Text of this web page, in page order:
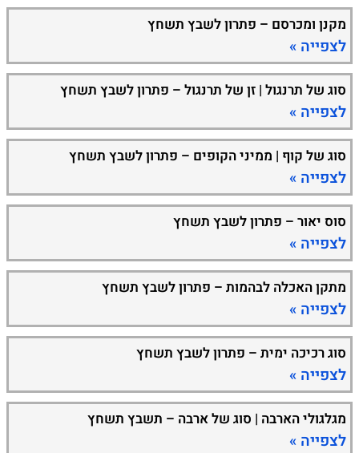
מקנן ומכרסם – פתרון לשבץ תשחץ
לצפייה »
סוג של תרנגול | זן של תרנגול – פתרון לשבץ תשחץ
לצפייה »
סוג של קוף | ממיני הקופים – פתרון לשבץ תשחץ
לצפייה »
סוס יאור – פתרון לשבץ תשחץ
לצפייה »
מתקן האכלה לבהמות – פתרון לשבץ תשחץ
לצפייה »
סוג רכיכה ימית – פתרון לשבץ תשחץ
לצפייה »
מגלגולי הארבה | סוג של ארבה – תשבץ תשחץ
לצפייה »